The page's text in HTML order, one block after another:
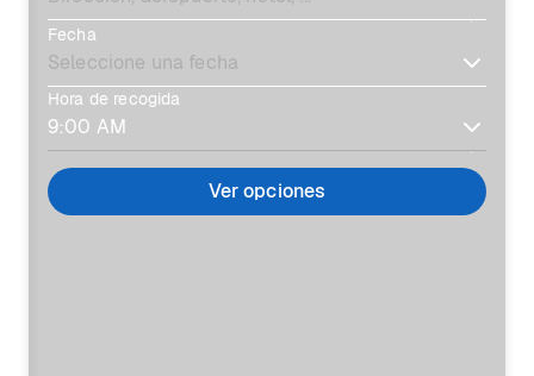
Fecha
Hora de recogida
Ver opciones